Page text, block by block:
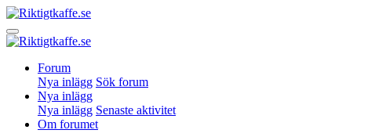
Forum
Nya inlägg Sök forum
Nya inlägg
Nya inlägg Senaste aktivitet
Om forumet